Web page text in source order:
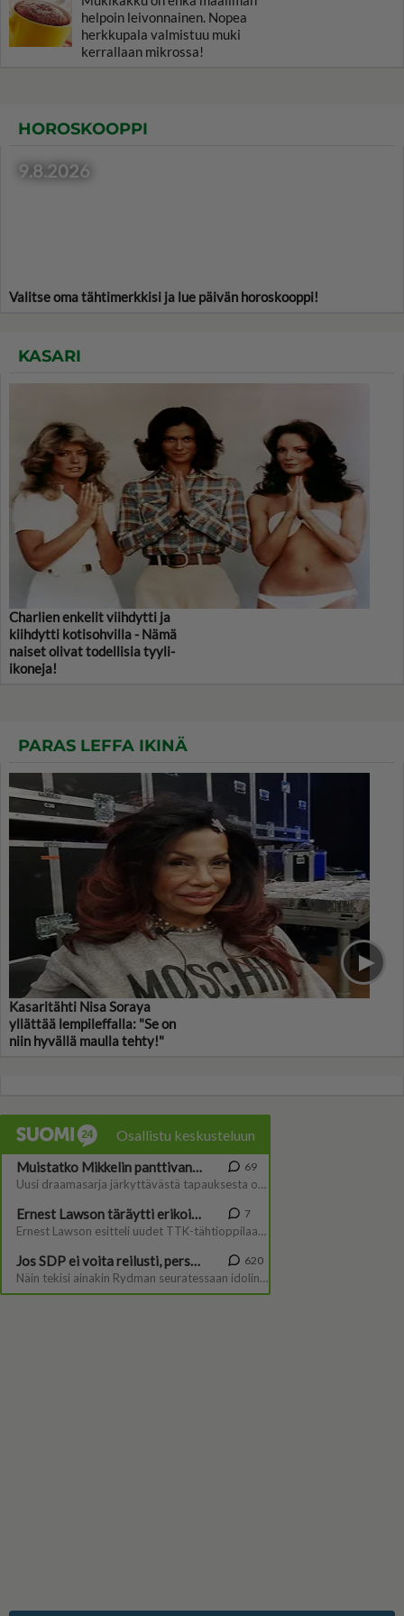
helpoin leivonnainen. Nopea
herkkupala valmistuu muki
kerrallaan mikrossa!
HOROSKOOPPI
9.8.2026
Valitse oma tähtimerkkisi ja lue päivän horoskooppi!
KASARI
Charlien enkelit viihdytti ja
kiihdytti kotisohvilla - Nämä
naiset olivat todellisia tyyli-
ikoneja!
PARAS LEFFA IKINÄ
Kasaritähti Nisa Soraya
yllättää lempileffalla: "Se on
niin hyvällä maulla tehty!"